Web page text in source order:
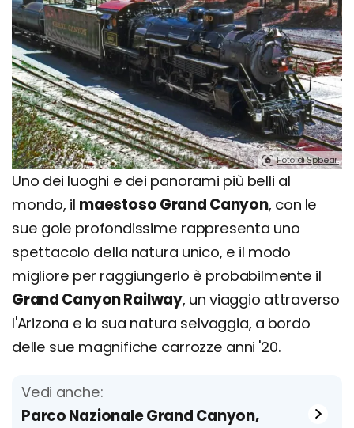
Foto di Spbear.
Uno dei luoghi e dei panorami più belli al
mondo, il maestoso Grand Canyon, con le
sue gole profondissime rappresenta uno
spettacolo della natura unico, e il modo
migliore per raggiungerlo è probabilmente il
Grand Canyon Railway, un viaggio attraverso
l'Arizona e la sua natura selvaggia, a bordo
delle sue magnifiche carrozze anni '20.
Vedi anche:
Parco Nazionale Grand Canyon,